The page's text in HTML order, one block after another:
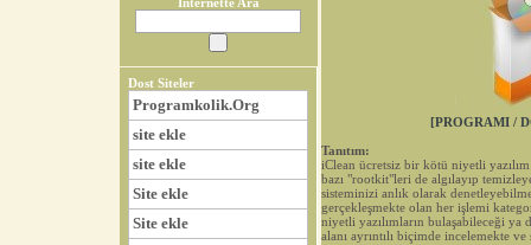
Dost Siteler
Programkolik.Org
site ekle
site ekle
Site ekle
Site ekle
[PROGRAMI /
Tanıtım:
iClean ücretsiz bir kötü niyetli yazılım
bazı "rootkit"leri de algılayıp
sisteminizi anlık olarak
gerçekleşmekte olan her işlemi
niyetli yazılımların bulaşabileceği
alanı ayrıntılı biçimde incelemekte